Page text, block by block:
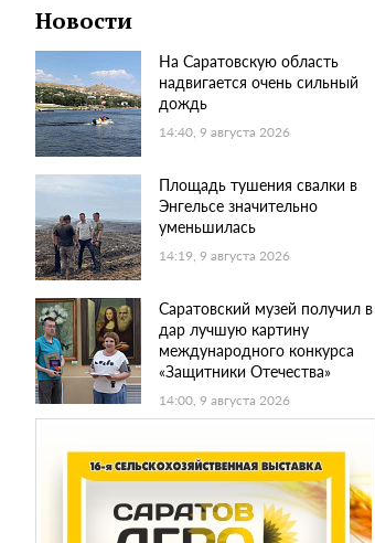
Новости
На Саратовскую область
надвигается очень сильный
дождь
14:40, 9 августа 2026
Площадь тушения свалки в
Энгельсе значительно
уменьшилась
14:19, 9 августа 2026
Саратовский музей получил в
дар лучшую картину
международного конкурса
«Защитники Отечества»
14:00, 9 августа 2026